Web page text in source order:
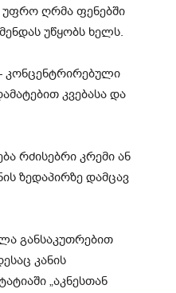
უფრო ღრმა ფენებში
უწყობს ხელს.
კონცენტრირებული
კვებასა და
რძისებრი კრემი ან
ზედაპირზე დამცავ
განსაკუთრებით
კანის
„აკნესთან